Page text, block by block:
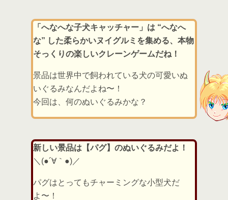
「へなへな子犬キャッチャー」は “へなへ
な” した柔らかいヌイグルミを集める、本物
そっくりの楽しいクレーンゲームだね！
景品は世界中で飼われている犬の可愛いぬ
いぐるみなんだよね〜！
今回は、何のぬいぐるみかな？
新しい景品は【パグ】のぬいぐるみだよ！
＼(●´∀｀●)／
パグはとってもチャーミングな小型犬だ
よ〜！